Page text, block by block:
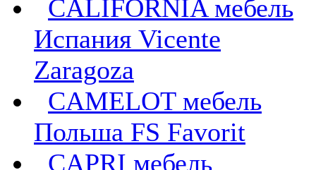
CALIFORNIA мебель
Испания Vicente
Zaragoza
CAMELOT мебель
Польша FS Favorit
CAPRI мебель